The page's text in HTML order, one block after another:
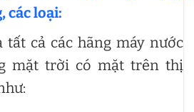
các loại:
tất cả các hãng máy nước
mặt trời có mặt trên thị